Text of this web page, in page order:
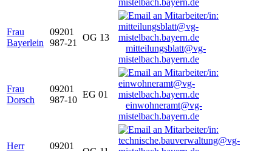
Frau
Bayerlein
09201
987-21
OG 13
mitteilungsblatt@vg-
mistelbach.bayern.de
Frau
Dorsch
09201
987-10
EG 01
einwohneramt@vg-
mistelbach.bayern.de
Herr
09201